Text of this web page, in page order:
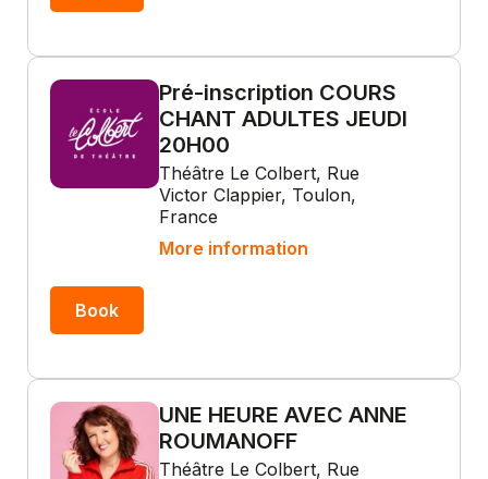
Pré-inscription COURS
CHANT ADULTES JEUDI
20H00
Théâtre Le Colbert, Rue
Victor Clappier, Toulon,
France
More information
Book
UNE HEURE AVEC ANNE
ROUMANOFF
Théâtre Le Colbert, Rue